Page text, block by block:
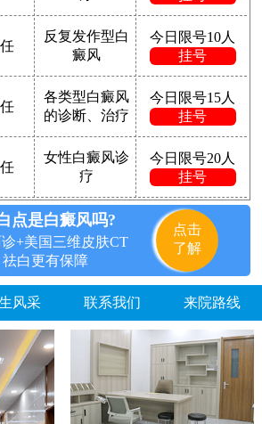
反复发作型白
癜风
今日限号10人
挂号
各类型白癜风
的诊断、治疗
今日限号15人
挂号
女性白癜风诊
疗
今日限号20人
挂号
点是白癜风吗?
+美国三维皮肤CT
白更有保障
点击
了解
风采 联系我们 来院路线